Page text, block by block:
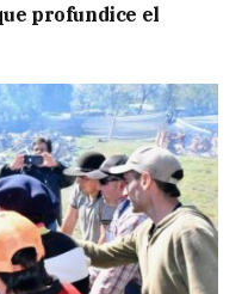
profundice el